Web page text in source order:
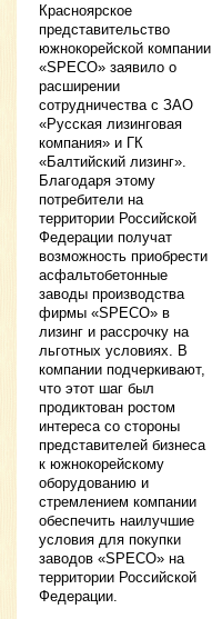
Красноярское
представительство
южнокорейской компании
«SPECO» заявило о
расширении
сотрудничества с ЗАО
«Русская лизинговая
компания» и ГК
«Балтийский лизинг».
Благодаря этому
потребители на
территории Российской
Федерации получат
возможность приобрести
асфальтобетонные
заводы производства
фирмы «SPECO» в
лизинг и рассрочку на
льготных условиях. В
компании подчеркивают,
что этот шаг был
продиктован ростом
интереса со стороны
представителей бизнеса
к южнокорейскому
оборудованию и
стремлением компании
обеспечить наилучшие
условия для покупки
заводов «SPECO» на
территории Российской
Федерации.